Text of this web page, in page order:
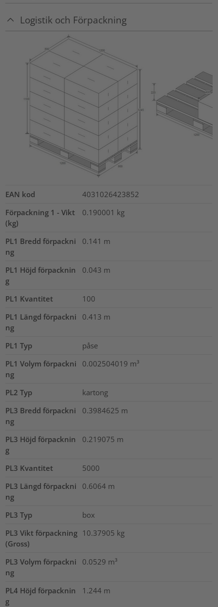
Logistik och Förpackning
EAN kod
4031026423852
Förpackning 1 - Vikt
(kg)
0.190001 kg
PL1 Bredd förpackni
ng
0.141 m
PL1 Höjd förpacknin
g
0.043 m
PL1 Kvantitet
100
PL1 Längd förpackni
ng
0.413 m
PL1 Typ
påse
PL1 Volym förpackni
ng
0.002504019 m³
PL2 Typ
kartong
PL3 Bredd förpackni
ng
0.3984625 m
PL3 Höjd förpacknin
g
0.219075 m
PL3 Kvantitet
5000
PL3 Längd förpackni
ng
0.6064 m
PL3 Typ
box
PL3 Vikt förpackning
(Gross)
10.37905 kg
PL3 Volym förpackni
ng
0.0529 m³
PL4 Höjd förpacknin
g
1.244 m